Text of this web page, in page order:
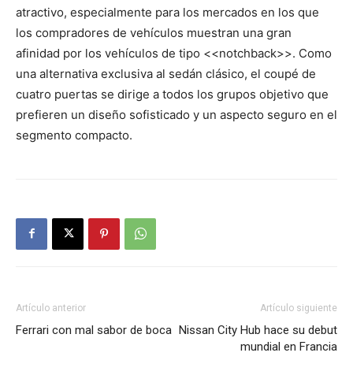
atractivo, especialmente para los mercados en los que
los compradores de vehículos muestran una gran
afinidad por los vehículos de tipo <<notchback>>. Como
una alternativa exclusiva al sedán clásico, el coupé de
cuatro puertas se dirige a todos los grupos objetivo que
prefieren un diseño sofisticado y un aspecto seguro en el
segmento compacto.
Artículo anterior
Ferrari con mal sabor de boca
Artículo siguiente
Nissan City Hub hace su debut
mundial en Francia